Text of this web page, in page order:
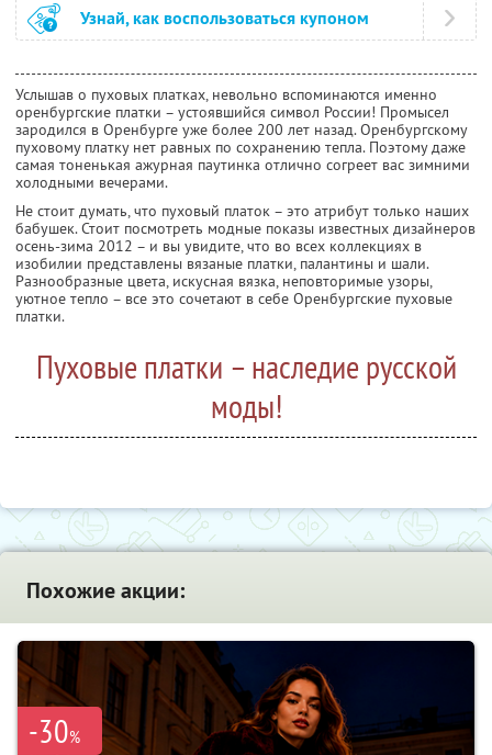
Узнай, как воспользоваться купоном
Услышав о пуховых платках, невольно вспоминаются именно
оренбургские платки – устоявшийся символ России! Промысел
зародился в Оренбурге уже более 200 лет назад. Оренбургскому
пуховому платку нет равных по сохранению тепла. Поэтому даже
самая тоненькая ажурная паутинка отлично согреет вас зимними
холодными вечерами.
Не стоит думать, что пуховый платок – это атрибут только наших
бабушек. Стоит посмотреть модные показы известных дизайнеров
осень-зима 2012 – и вы увидите, что во всех коллекциях в
изобилии представлены вязаные платки, палантины и шали.
Разнообразные цвета, искусная вязка, неповторимые узоры,
уютное тепло – все это сочетают в себе Оренбургские пуховые
платки.
Пуховые платки – наследие русской
моды!
Похожие акции:
-30%